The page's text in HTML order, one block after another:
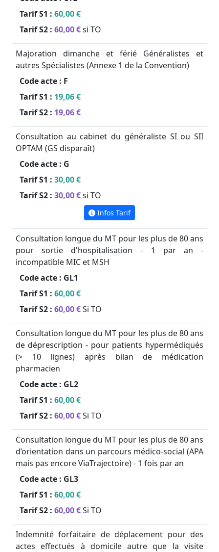
Tarif S1 : 60,00 €
Tarif S2 : 60,00 €si TO
Majoration dimanche et férié Généralistes et
autres Spécialistes (Annexe 1 de la Convention)
Code acte : F
Tarif S1 : 19,06 €
Tarif S2 : 19,06 €
Consultation au cabinet du généraliste SI ou SII
OPTAM (GS disparaît)
Code acte : G
Tarif S1 : 30,00 €
Tarif S2 : 30,00 €si TO
Infos Tarif
Consultation longue du MT pour les plus de 80 ans
pour sortie d'hospitalisation - 1 par an -
incompatible MIC et MSH
Code acte : GL1
Tarif S1 : 60,00 €
Tarif S2 : 60,00 €Si TO
Consultation longue du MT pour les plus de 80 ans
de déprescription - pour patients hypermédiqués
(> 10 lignes) après bilan de médication
pharmacien
Code acte : GL2
Tarif S1 : 60,00 €
Tarif S2 : 60,00 €Si TO
Consultation longue du MT pour les plus de 80 ans
d’orientation dans un parcours médico-social (APA
mais pas encore ViaTrajectoire) - 1 fois par an
Code acte : GL3
Tarif S1 : 60,00 €
Tarif S2 : 60,00 €Si TO
Indemnité forfaitaire de déplacement pour des
actes effectués à domicile autre que la visite